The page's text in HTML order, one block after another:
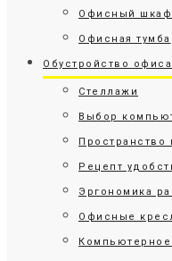
Офисный шкаф
Офисная тумба
Обустройство офиса
Стеллажи
Выбор
Пространство
Рецепт
Эргономика
Офисные